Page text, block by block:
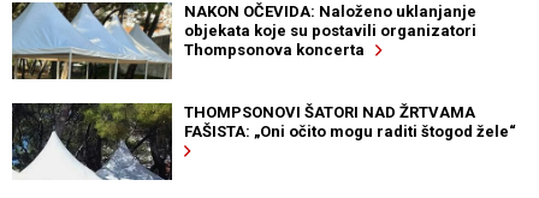
NAKON OČEVIDA: Naloženo uklanjanje
objekata koje su postavili organizatori
Thompsonova koncerta
THOMPSONOVI ŠATORI NAD ŽRTVAMA
FAŠISTA: „Oni očito mogu raditi štogod žele“